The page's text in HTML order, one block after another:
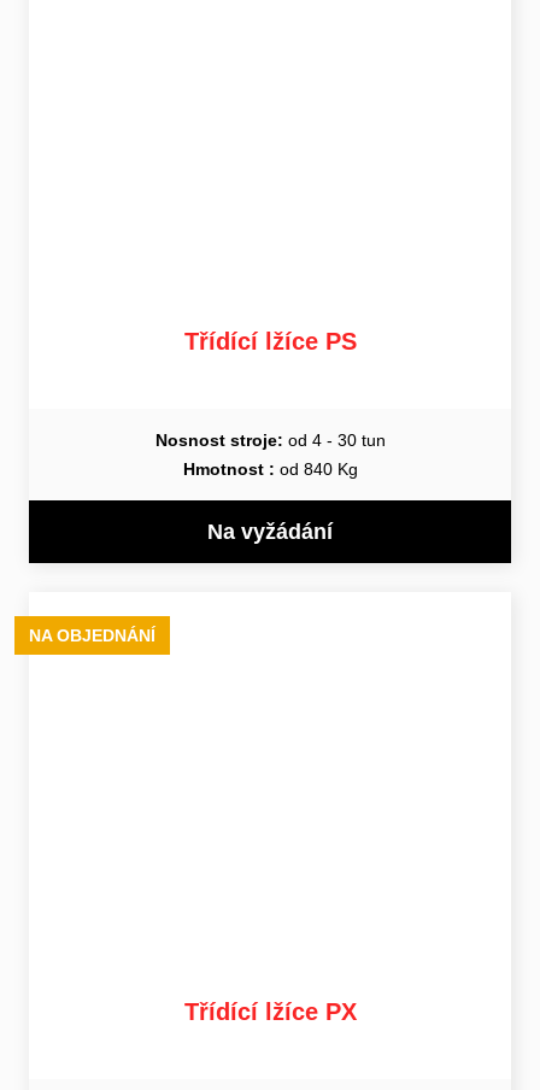
Třídící lžíce PS
Nosnost stroje: od 4 - 30 tun
Hmotnost : od 840 Kg
Na vyžádání
NA OBJEDNÁNÍ
Třídící lžíce PX